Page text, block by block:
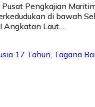
Pusat Pengkajian
di bawah
Angkatan Laut…